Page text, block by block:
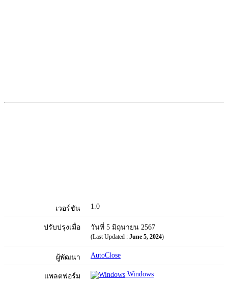
เวอร์ชัน 1.0
ปรับปรุงเมื่อ วันที่ 5 มิถุนายน 2567
(Last Updated : June 5, 2024)
ผู้พัฒนา AutoClose
แพลตฟอร์ม Windows